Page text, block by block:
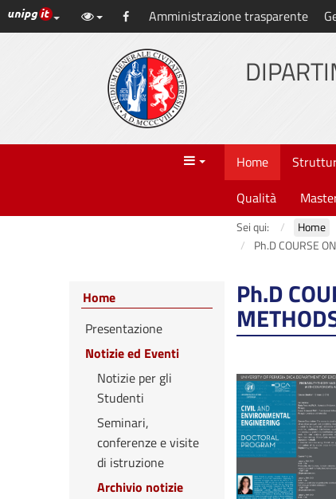
Vai
al
Link ai principali servizi web di Ateneo
Facebook
Amministrazione trasparente
Menu Home
Qualità
Sei qui: Home
Ph.D COURSE
Ph.D
Home
Presentazione
Notizie ed Eventi
Notizie per gli
Studenti
Seminari,
conferenze e visite
di istruzione
Archivio notizie